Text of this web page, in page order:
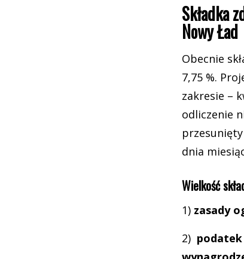
Składka
Nowy Ład
Obecnie
7,75 %.
zakresie –
odliczenie
dnia
Wielkość
1) zasady
2)